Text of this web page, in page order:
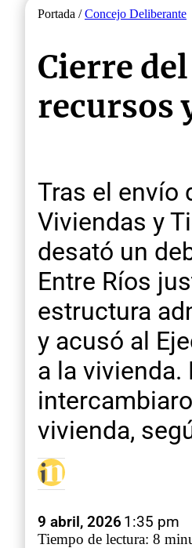
Portada /Concejo Deliberante
Cierre
recursos
Tras el envío
Viviendas y
desató un
Entre Ríos
estructura
y acusó al
a la vivienda.
vivienda,
9 abril, 20261:35 pm
Tiempo de lectura: 8